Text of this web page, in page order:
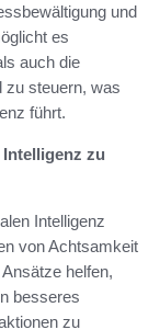
und
es
auch die
zu steuern, was
führt.
zu
Intelligenz
von Achtsamkeit
helfen,
besseres
zu